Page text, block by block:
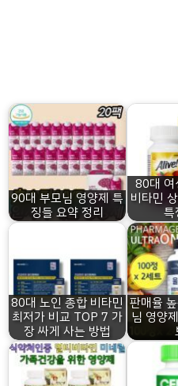
90대 부모님 영양제 특
징들 요약 정리
80대 여
비타민
특
80대 노인 종합 비타민
최저가 비교 TOP 7 가
장 싸게 사는 방법
판매율
님 영양